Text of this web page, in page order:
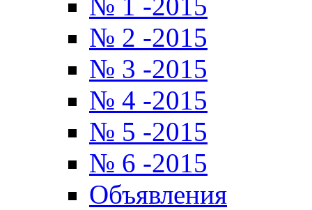
№ 2 -2015
№ 3 -2015
№ 4 -2015
№ 5 -2015
№ 6 -2015
Объявления